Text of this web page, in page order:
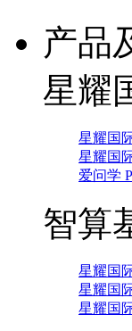
产品
星耀
星耀国
星耀国
爱问学
智算
星耀国
星耀国
星耀国